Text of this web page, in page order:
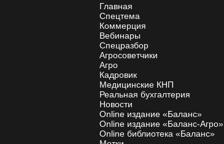
Главная
Спецтема
Коммерция
Вебинары
Спецразбор
Агросоветчики
Агро
Кадровик
Медицинские КНП
Реальная бухгалтерия
Новости
Online издание «Баланс»
Online издание «Баланс-Агро»
Online библиотека «Баланс»